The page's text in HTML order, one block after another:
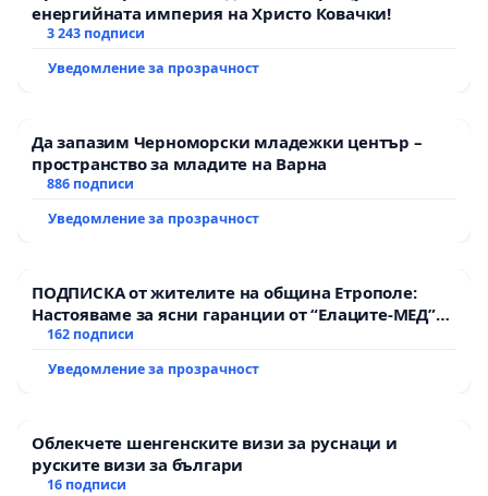
енергийната империя на Христо Ковачки!
3 243 подписи
Уведомление за прозрачност
Да запазим Черноморски младежки център –
пространство за младите на Варна
886 подписи
Уведомление за прозрачност
ПОДПИСКА от жителите на община Етрополе:
Настояваме за ясни гаранции от “Елаците-МЕД”
АД и от държавата, че ще се изпълнят всички
162 подписи
Уведомление за прозрачност
Облекчете шенгенските визи за руснаци и
руските визи за българи
16 подписи